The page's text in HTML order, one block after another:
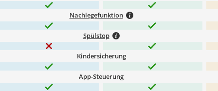
Nachlegefunktion
Spülstop
Kindersicherung
App-Steuerung